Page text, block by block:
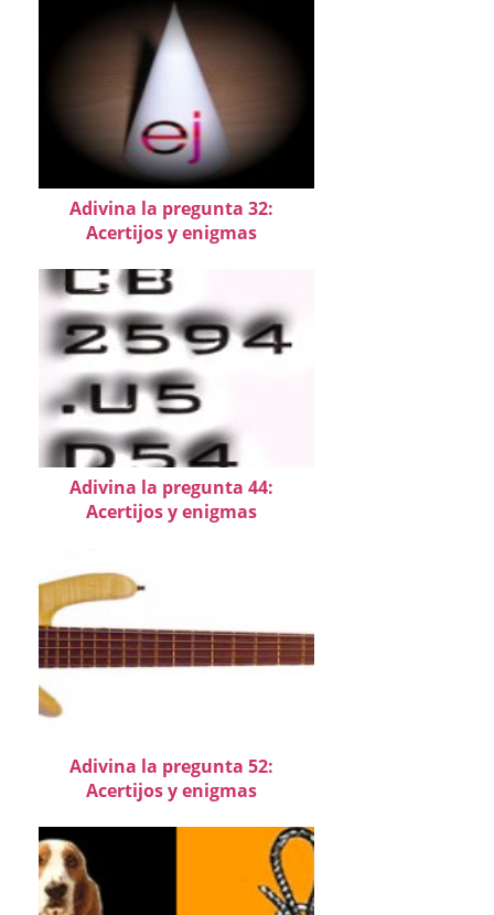
Adivina la pregunta 32:
Acertijos y enigmas
Adivina la pregunta 44:
Acertijos y enigmas
Adivina la pregunta 52:
Acertijos y enigmas